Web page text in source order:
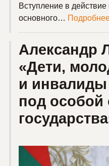
Вступление в
основного…
Александр
«Дети,
и инвалиды
под особой